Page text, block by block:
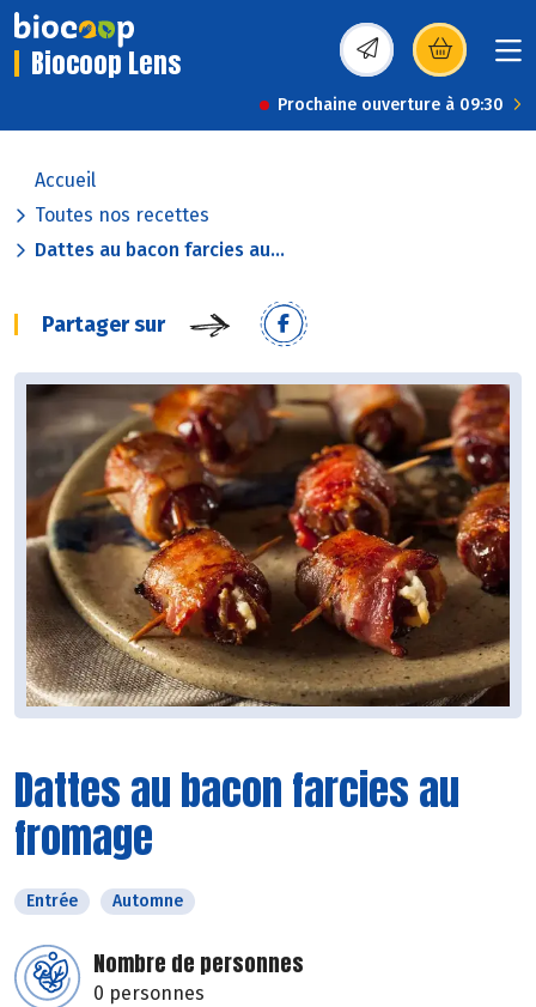
Biocoop Lens (s’ouvre dans une
Prochaine ouverture à 09:30
Accueil
Toutes nos recettes
Dattes au bacon farcies au...
Partager sur
Dattes au bacon farcies au
fromage
Entrée Automne
Nombre de personnes
0 personnes